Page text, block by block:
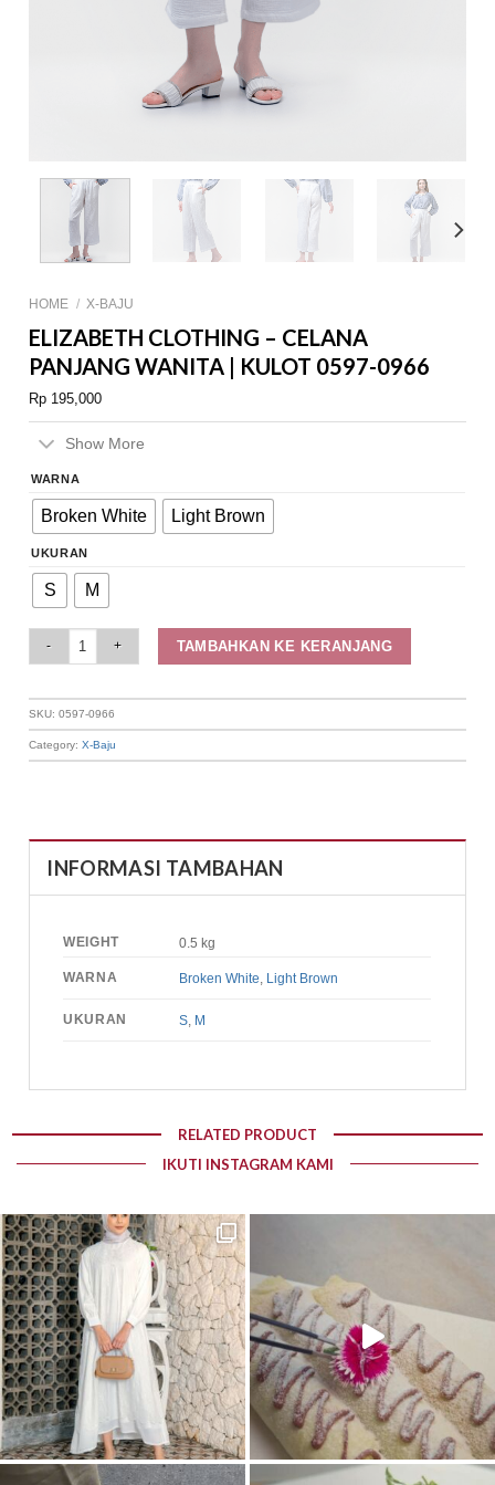
HOME / X-BAJU
ELIZABETH CLOTHING – CELANA
PANJANG WANITA | KULOT 0597-0966
Rp 195,000
Show More
WARNA
Broken White Light Brown
UKURAN
S M
TAMBAHKAN KE KERANJANG
SKU:0597-0966
Category:X-Baju
INFORMASI TAMBAHAN
WEIGHT 0.5 kg
WARNA Broken White Light Brown
UKURAN S M
RELATED PRODUCT
IKUTI INSTAGRAM KAMI